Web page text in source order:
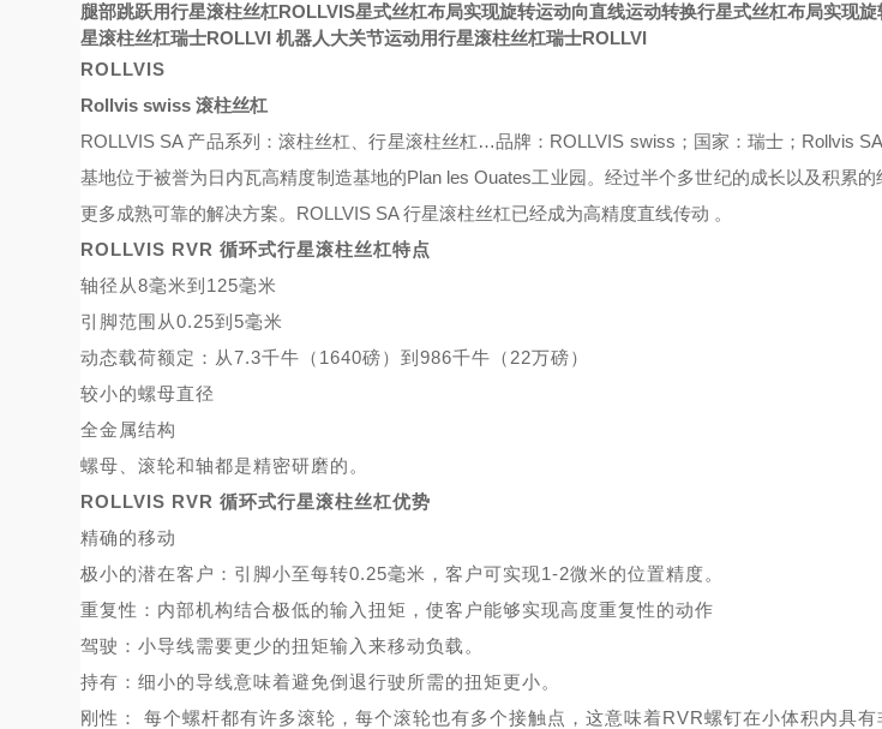
腿部跳跃用行星滚柱丝杠ROLLVIS星式丝杠布局实现旋转运动向直线运动转换行星式丝杠布局实现
星滚柱丝杠瑞士ROLLVI 机器人大关节运动用行星滚柱丝杠瑞士ROLLVI
ROLLVIS
Rollvis swiss 滚柱丝杠
ROLLVIS SA 产品系列：滚柱丝杠、行星滚柱丝杠…品牌：ROLLVIS swiss；国家：瑞士；Rollvis
基地位于被誉为日内瓦高精度制造基地的Plan les Ouates工业园。经过半个多世纪的成长以及积累
更多成熟可靠的解决方案。ROLLVIS SA 行星滚柱丝杠已经成为高精度直线传动 。
ROLLVIS RVR 循环式行星滚柱丝杠特点
轴径从8毫米到125毫米
引脚范围从0.25到5毫米
动态载荷额定：从7.3千牛（1640磅）到986千牛（22万磅）
较小的螺母直径
全金属结构
螺母、滚轮和轴都是精密研磨的。
ROLLVIS RVR 循环式行星滚柱丝杠优势
精确的移动
极小的潜在客户：引脚小至每转0.25毫米，客户可实现1-2微米的位置精度。
重复性：内部机构结合极低的输入扭矩，使客户能够实现高度重复性的动作
驾驶：小导线需要更少的扭矩输入来移动负载。
持有：细小的导线意味着避免倒退行驶所需的扭矩更小。
刚性：
每个螺杆都有许多滚轮，每个滚轮也有多个接触点，这意味着RVR螺钉在小体积内具有